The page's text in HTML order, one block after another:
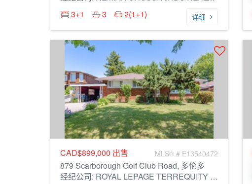
3+1
3 2(1+1) 详细
CAD$899,000 出售 MLS® # E13540472
879 Scarborough Golf Club Road, 多伦多
经纪公司: ROYAL LEPAGE TERREQUITY REALTY